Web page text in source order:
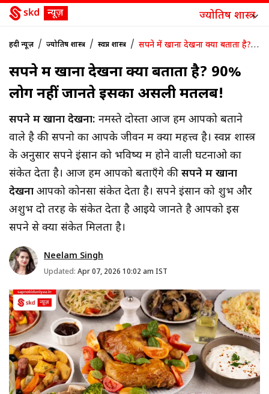
ज्योतिष शास्त्र
हिंदी न्यूज़ / ज्योतिष शास्त्र / स्वप्न शास्त्र / सपने में खाना देखना क्या बताता है?
सपने में खाना देखना क्या बताता है? 90%
लोग नहीं जानते इसका असली मतलब!
सपने में खाना देखना: नमस्ते दोस्तों आज हम आपको बताने
वाले है की सपनो का आपके जीवन में क्या महत्त्व है। स्वप्न शास्त्र
के अनुसार सपने इंसान को भविष्य में होने वाली घटनाओ का
संकेत देता है। आज हम आपको बताएँगे की सपने में खाना
देखना आपको कोनसा संकेत देता है। सपने इंसान को शुभ और
अशुभ दो तरह के संकेत देता है आइये जानते है आपको इस
सपने से क्या संकेत मिलता है।
Neelam Singh
Updated: Apr 07, 2026 10:02 am IST